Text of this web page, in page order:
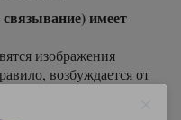
имеет
изображения
возбуждается от
—